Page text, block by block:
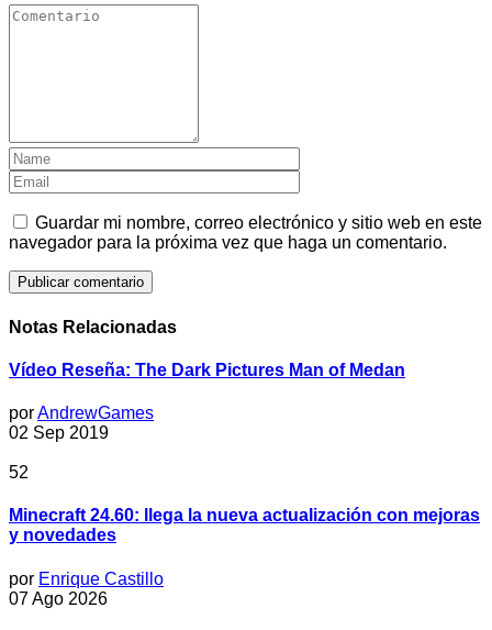
Guardar mi nombre, correo electrónico y sitio web en este
navegador para la próxima vez que haga un comentario.
Notas Relacionadas
Vídeo Reseña: The Dark Pictures Man of Medan
porAndrewGames
02 Sep 2019
52
Minecraft 24.60: llega la nueva actualización con mejoras
y novedades
por Enrique Castillo
07 Ago 2026